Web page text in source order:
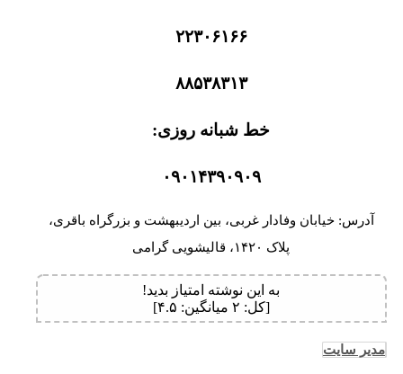
۲۲۳۰۶۱۶۶
۸۸۵۳۸۳۱۳
خط شبانه روزی:
۰۹۰۱۴۳۹۰۹۰۹
آدرس: خیابان وفادار غربی، بین اردیبهشت و بزرگراه باقری،
پلاک ۱۴۲۰، قالیشویی گرامی
به این نوشته امتیاز بدید!
[کل: ۲ میانگین: ۴.۵]
مدیر سایت